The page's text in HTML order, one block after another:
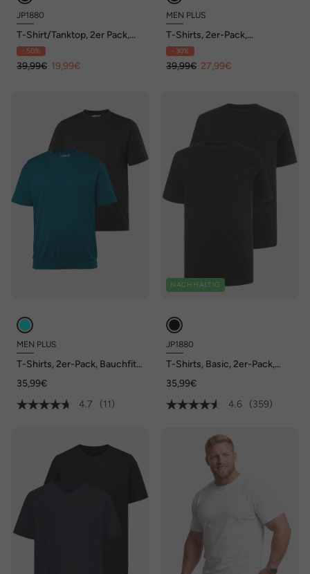
JP1880
T-Shirt/Tanktop, 2er Pack,
Brustprint, bis 8 XL
- 50%
39,99€ 19,99€
MEN PLUS
T-Shirts, 2er-Pack,
Brustprint, Halbarm,
Rundhals, bis 8 XL
- 30%
39,99€ 27,99€
MEN PLUS
T-Shirts, 2er-Pack, Bauchfit,
35,99€
4.7
(11)
NACHHALTIG
JP1880
T-Shirts, Basic, 2er-Pack,
35,99€
4.6
(359)